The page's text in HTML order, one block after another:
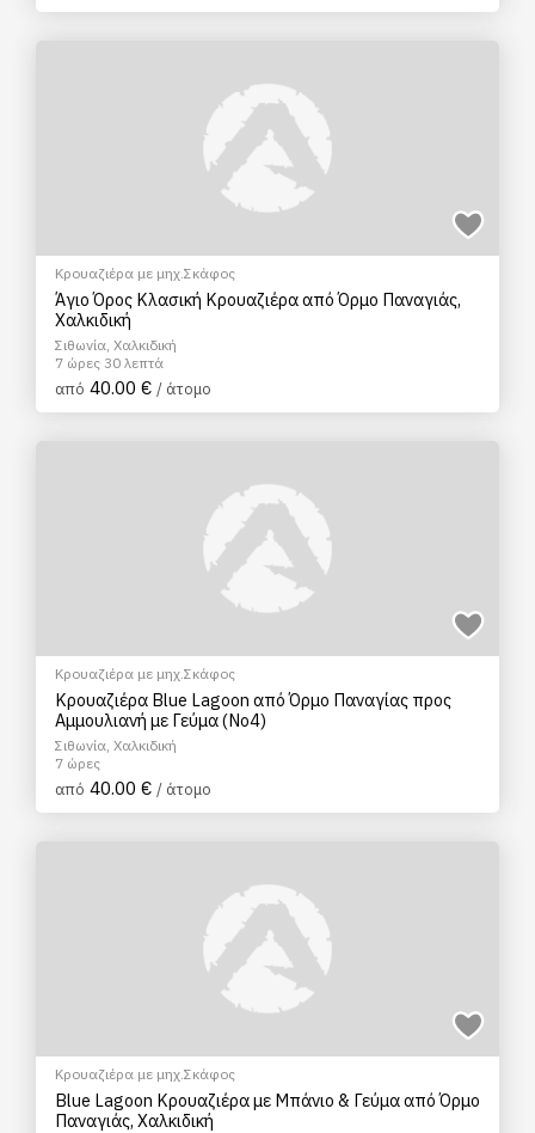
Κρουαζιέρα με μηχ.Σκάφος
Άγιο Όρος Κλασική Κρουαζιέρα από Όρμο Παναγιάς,
Χαλκιδική
Σιθωνία, Χαλκιδική
7 ώρες 30 λεπτά
από 40.00 € / άτομο
Κρουαζιέρα με μηχ.Σκάφος
Κρουαζιέρα Blue Lagoon από Όρμο Παναγίας προς
Αμμουλιανή με Γεύμα (No4)
Σιθωνία, Χαλκιδική
7 ώρες
από 40.00 € / άτομο
Κρουαζιέρα με μηχ.Σκάφος
Blue Lagoon Κρουαζιέρα με Μπάνιο & Γεύμα από Όρμο
Παναγιάς, Χαλκιδική